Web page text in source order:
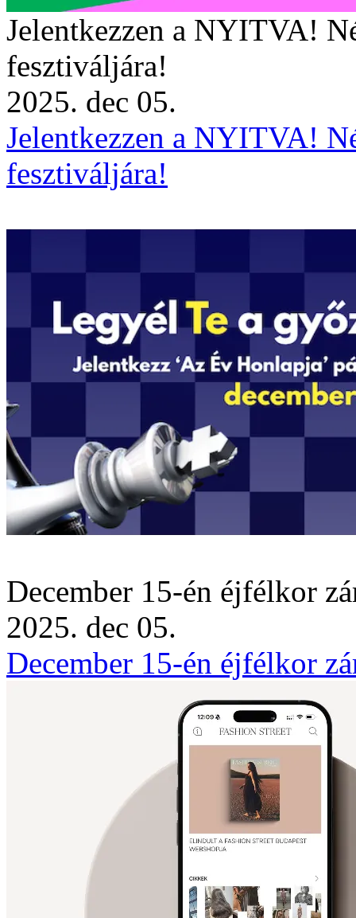
Jelentkezzen a NYITVA!
fesztiváljára!
2025. dec 05.
Jelentkezzen a NYITVA!
fesztiváljára!
December 15-én éjfélkor
2025. dec 05.
December 15-én éjfélkor